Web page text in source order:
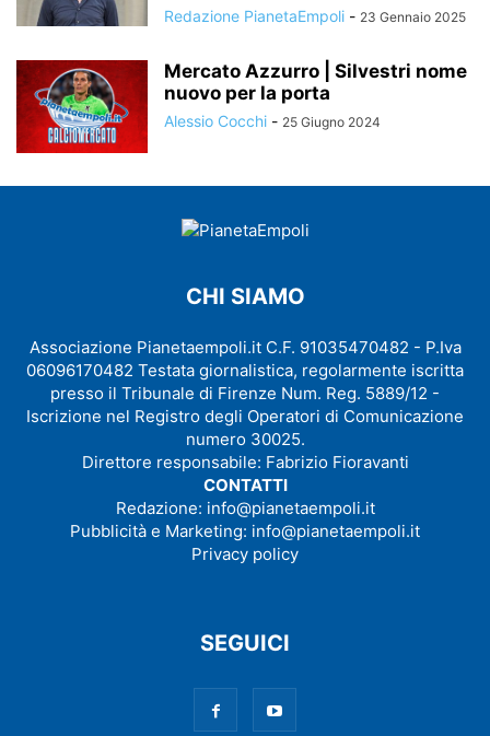
Redazione PianetaEmpoli - 23 Gennaio 2025
Mercato Azzurro | Silvestri nome
nuovo per la porta
Alessio Cocchi - 25 Giugno 2024
CHI SIAMO
Associazione Pianetaempoli.it C.F. 91035470482 - P.Iva
06096170482 Testata giornalistica, regolarmente iscritta
presso il Tribunale di Firenze Num. Reg. 5889/12 -
Iscrizione nel Registro degli Operatori di Comunicazione
numero 30025.
Direttore responsabile: Fabrizio Fioravanti
CONTATTI
Redazione: info@pianetaempoli.it
Pubblicità e Marketing: info@pianetaempoli.it
Privacy policy
SEGUICI